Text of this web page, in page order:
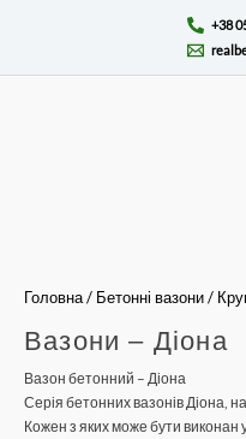
вмісту
+38
Головна / Бетонні вазони /
Вазони – Діона
Вазон бетонний – Діона
Серія бетонних вазонів Діона,
Кожен з яких може бути виконан